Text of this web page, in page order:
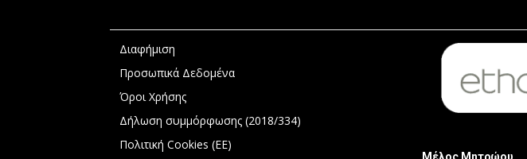
Διαφήμιση
Προσωπικά Δεδομένα
Όροι Χρήσης
Δήλωση συμμόρφωσης (2018/334)
Πολιτική Cookies (ΕΕ)
Μέλος Μητρώου